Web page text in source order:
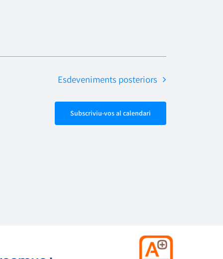
Esdevenimentsposteriors
Subscriviu-vos al calendari